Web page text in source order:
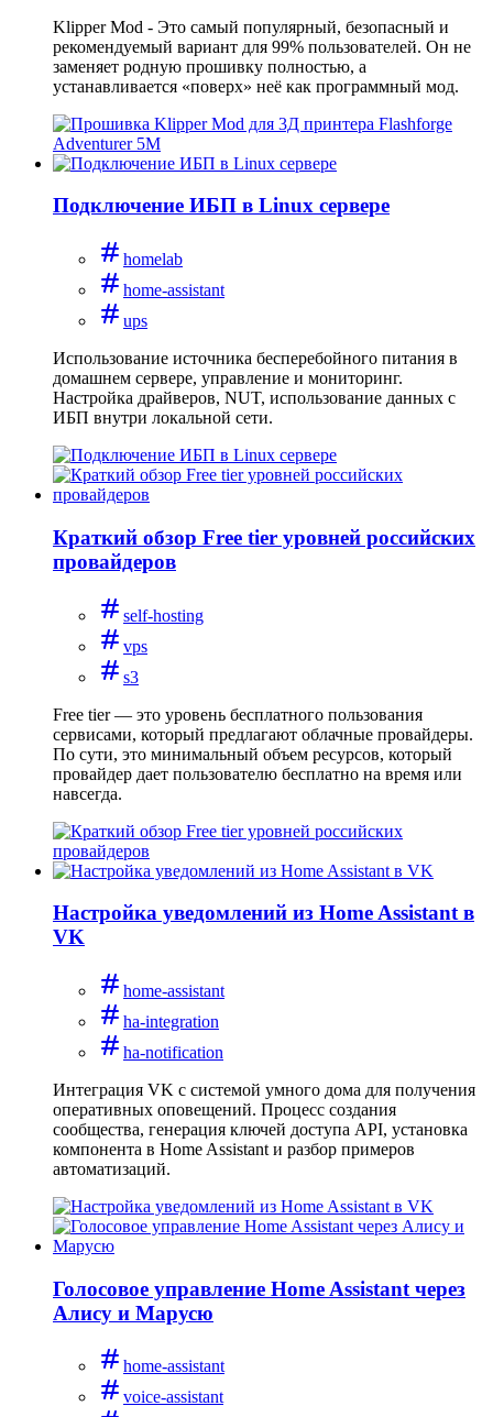
Klipper Mod - Это самый популярный, безопасный и
рекомендуемый вариант для 99% пользователей. Он не
заменяет родную прошивку полностью, а
устанавливается «поверх» неё как программный мод.
Подключение ИБП в Linux сервере
homelab
home-assistant
ups
Использование источника бесперебойного питания в
домашнем сервере, управление и мониторинг.
Настройка драйверов, NUT, использование данных с
ИБП внутри локальной сети.
Краткий обзор Free tier уровней российских
провайдеров
self-hosting
vps
s3
Free tier — это уровень бесплатного пользования
сервисами, который предлагают облачные провайдеры.
По сути, это минимальный объем ресурсов, который
провайдер дает пользователю бесплатно на время или
навсегда.
Настройка уведомлений из Home Assistant в
VK
home-assistant
ha-integration
ha-notification
Интеграция VK с системой умного дома для получения
оперативных оповещений. Процесс создания
сообщества, генерация ключей доступа API, установка
компонента в Home Assistant и разбор примеров
автоматизаций.
Голосовое управление Home Assistant через
Алису и Марусю
home-assistant
voice-assistant